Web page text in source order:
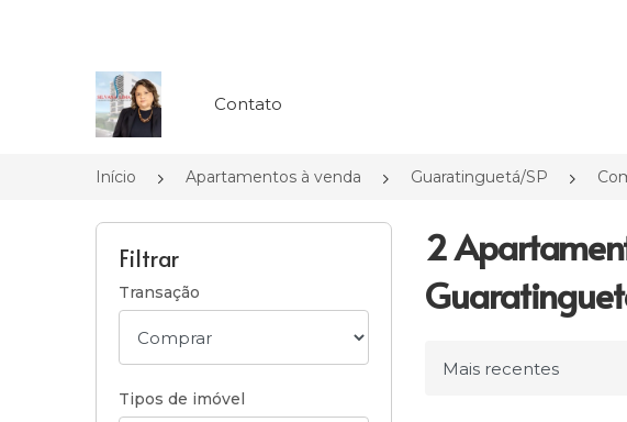
Página inicial
Contato
Início Apartamentos à venda Guaratinguetá/SP
Filtrar
Transação
Tipos de imóvel
2
Ordenar por